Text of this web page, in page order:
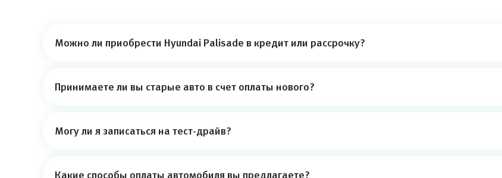
Можно ли приобрести Hyundai Palisade в кредит или рассрочку?
Принимаете ли вы старые авто в счет оплаты нового?
Могу ли я записаться на тест-драйв?
Какие способы оплаты автомобиля вы предлагаете?